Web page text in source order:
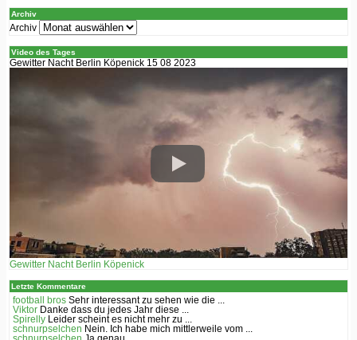
Archiv
Archiv
Video des Tages
Gewitter Nacht Berlin Köpenick 15 08 2023
Gewitter Nacht Berlin Köpenick
Letzte Kommentare
football bros Sehr interessant zu sehen wie die ...
Viktor Danke dass du jedes Jahr diese ...
Spirelly
Leider scheint es nicht mehr zu ...
schnurpselchen Nein. Ich habe mich mittlerweile vom ...